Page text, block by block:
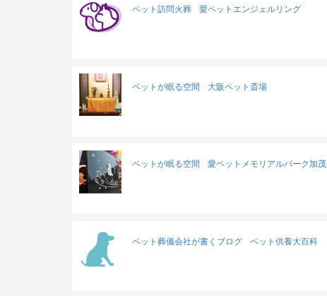
ペット訪問火葬 愛ペットエンジェルリング
ペットが眠る空間 大阪ペット斎場
ペットが眠る空間 愛ペットメモリアルパーク加茂
ペット葬儀会社が書くブログ ペット供養大百科